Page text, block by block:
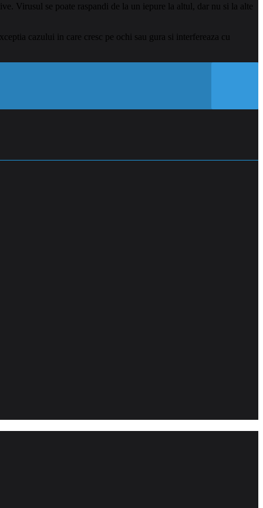
Virusul se poate raspandi de la un iepure la altul, dar nu si la alte
cazului in care cresc pe ochi sau gura si interfereaza cu